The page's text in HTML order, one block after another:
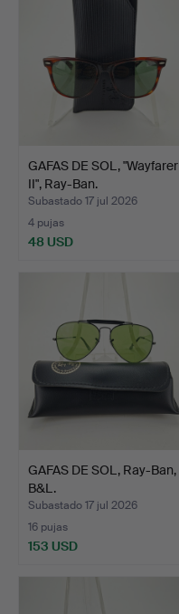
GAFAS DE SOL, "Wayfarer
II", Ray-Ban.
Subastado 17 jul 2026
4 pujas
48 USD
GAFAS DE SOL, Ray-Ban,
B&L.
Subastado 17 jul 2026
16 pujas
153 USD